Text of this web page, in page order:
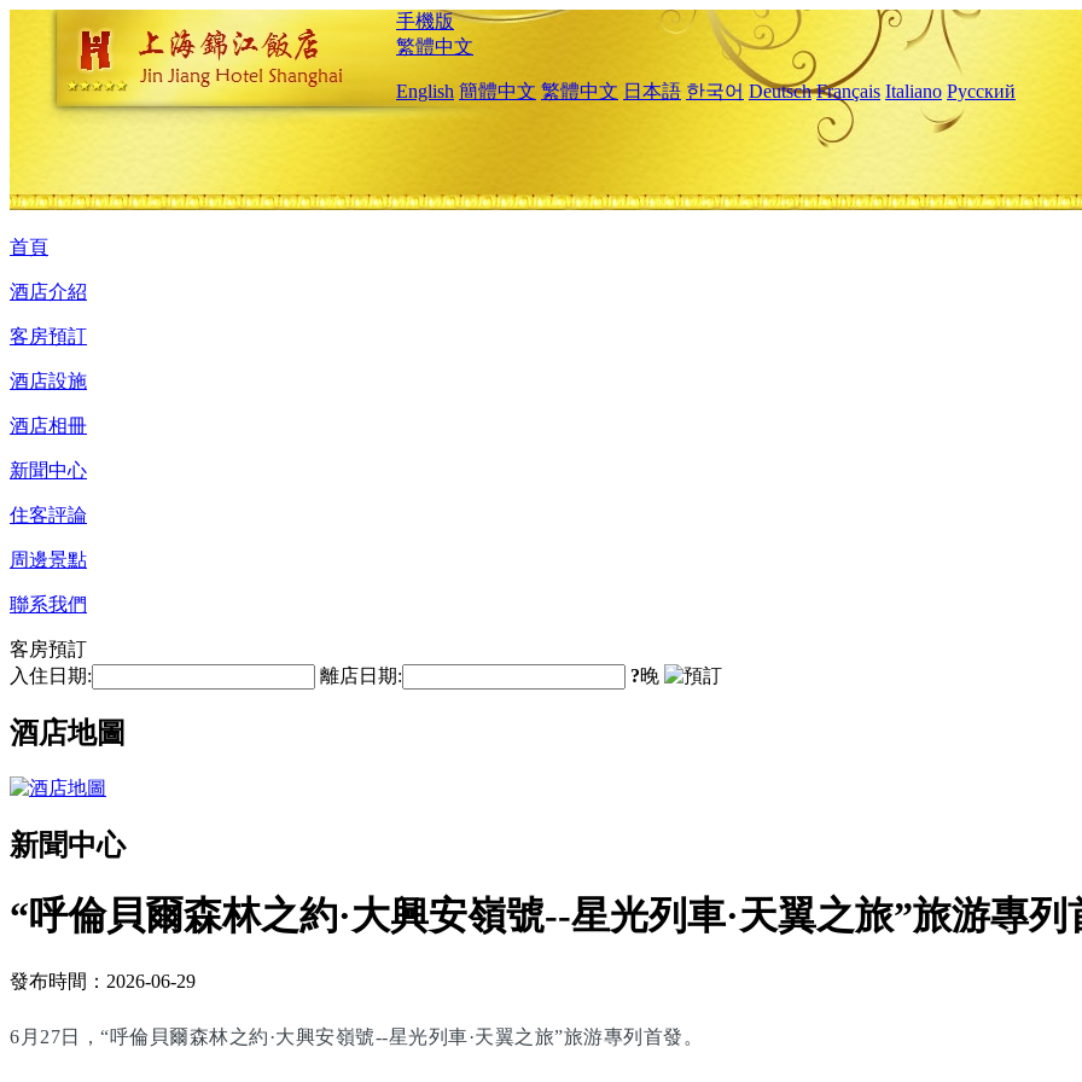
手機版
繁體中文
English 簡體中文 繁體中文 日本語 한국어 Deutsch Français Italiano Русский
首頁
酒店介紹
客房預訂
酒店設施
酒店相冊
新聞中心
住客評論
周邊景點
聯系我們
客房預訂
入住日期:
離店日期: ?晚
酒店地圖
新聞中心
“呼倫貝爾森林之約·大興安嶺號--星光列車·天翼之旅”旅游專列
發布時間：2026-06-29
6月27日，“呼倫貝爾森林之約·大興安嶺號--星光列車·天翼之旅”旅游專列首發。